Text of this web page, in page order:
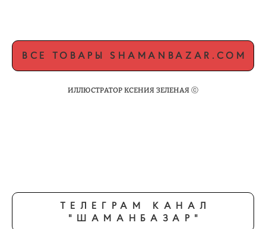
ВСЕ ТОВАРЫ SHAMANBAZAR.COM
ИЛЛЮСТРАТОР КСЕНИЯ ЗЕЛЕНАЯ ⓒ
ТЕЛЕГРАМ КАНАЛ
"ШАМАНБАЗАР"